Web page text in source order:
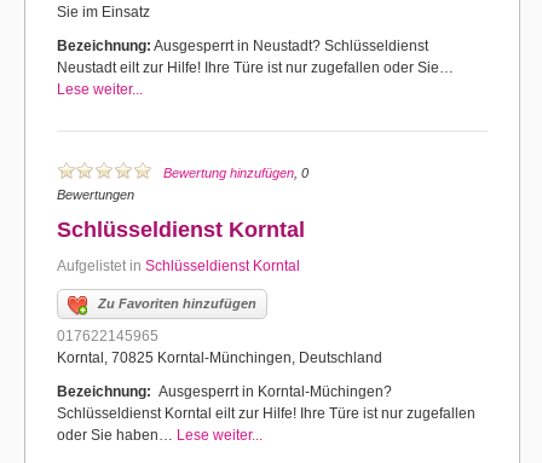
Sie im Einsatz
Bezeichnung: Ausgesperrt in Neustadt? Schlüsseldienst
Neustadt eilt zur Hilfe! Ihre Türe ist nur zugefallen oder Sie…
Lese weiter...
Bewertung hinzufügen , 0
Bewertungen
Schlüsseldienst Korntal
Aufgelistet in Schlüsseldienst Korntal
Zu Favoriten hinzufügen
017622145965
Korntal, 70825 Korntal-Münchingen, Deutschland
Bezeichnung: Ausgesperrt in Korntal-Müchingen?
Schlüsseldienst Korntal eilt zur Hilfe! Ihre Türe ist nur zugefallen
oder Sie haben… Lese weiter...